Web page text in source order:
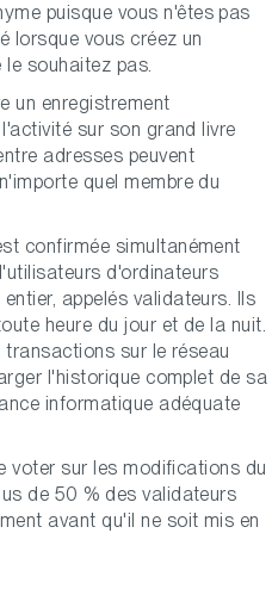
puisque vous n'êtes pas
lorsque vous créez un
souhaitez pas.
un enregistrement
sur son grand livre
adresses peuvent
quel membre du
confirmée simultanément
d'ordinateurs
appelés validateurs. Ils
heure du jour et de la nuit.
sur le réseau
l'historique complet de sa
informatique adéquate
voter sur les modifications du
de 50 % des validateurs
avant qu'il ne soit mis en